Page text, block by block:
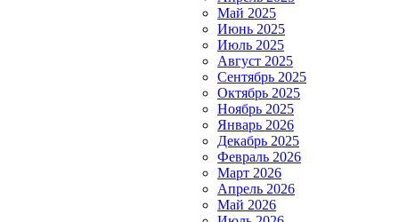
Май 2025
Июнь 2025
Июль 2025
Август 2025
Сентябрь 2025
Октябрь 2025
Ноябрь 2025
Январь 2026
Декабрь 2025
Февраль 2026
Март 2026
Апрель 2026
Май 2026